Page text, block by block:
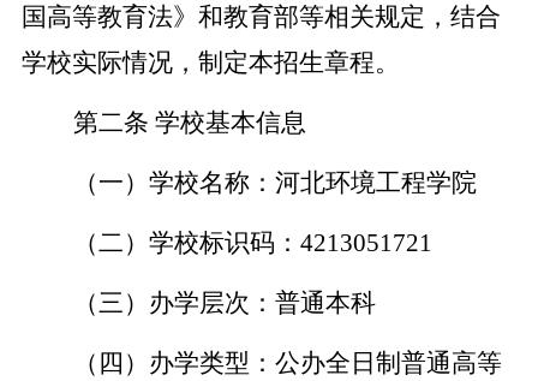
国高等教育法》和教育部等相关规定，结合
学校实际情况，制定本招生章程。
第二条 学校基本信息
（一）学校名称：河北环境工程学院
（二）学校标识码： 4213051721
（三）办学层次：普通本科
（四）办学类型：公办全日制普通高等